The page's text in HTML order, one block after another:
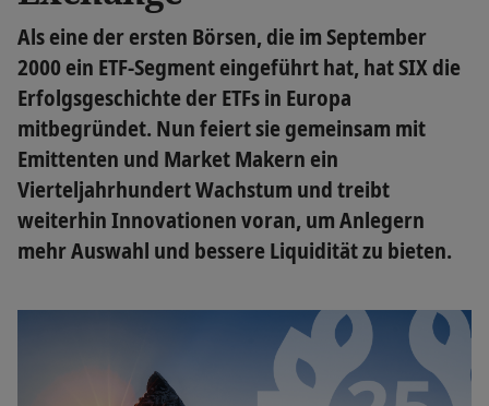
Als eine der ersten Börsen, die im September
2000 ein ETF-Segment eingeführt hat, hat SIX die
Erfolgsgeschichte der ETFs in Europa
mitbegründet. Nun feiert sie gemeinsam mit
Emittenten und Market Makern ein
Vierteljahrhundert Wachstum und treibt
weiterhin Innovationen voran, um Anlegern
mehr Auswahl und bessere Liquidität zu bieten.